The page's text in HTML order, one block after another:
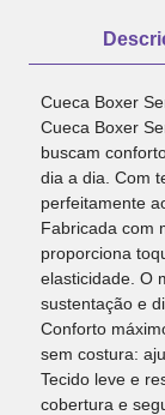
Cueca Boxer
Cueca Boxer
buscam
dia a dia. Com
perfeitamente
Fabricada com
proporciona
elasticidade. O
sustentação e
Conforto
sem costura:
Tecido leve e
cobertura e